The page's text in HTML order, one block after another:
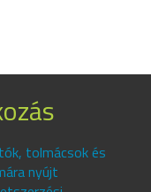
tolmácsok és
nyújt